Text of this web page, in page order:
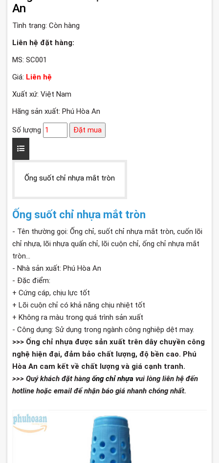
An
Tình trạng: Còn hàng
Liên hệ đặt hàng:
MS: SC001
Giá: Liên hệ
Xuất xứ: Việt Nam
Hãng sản xuất: Phú Hòa An
Số lượng Đặt mua
Ống suốt chỉ nhựa mắt tròn
Ống suốt chỉ nhựa mắt tròn
- Tên thường gọi: Ống chỉ, suốt chỉ nhựa mắt tròn, cuốn lõi
chỉ nhựa, lõi nhựa quấn chỉ, lõi cuộn chỉ, ống chỉ nhựa mắt
tròn...
- Nhà sản xuất: Phú Hòa An
- Đặc điểm:
+ Cứng cáp, chịu lực tốt
+ Lõi cuộn chỉ có khả năng chịu nhiệt tốt
+ Không ra màu trong quá trình sản xuất
- Công dụng: Sử dụng trong ngành công nghiệp dệt may.
>>> Ống chỉ nhựa được sản xuất trên dây chuyền công
nghệ hiện đại, đảm bảo chất lượng, độ bền cao. Phú
Hòa An cam kết về chất lượng và giá cạnh tranh.
>>> Quý khách đặt hàng ống chỉ nhựa vui lòng liên hệ đến
hotline hoặc email để nhận báo giá nhanh chóng nhất.